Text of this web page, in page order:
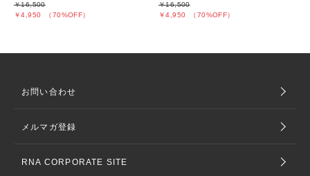
￥4,950 （70%OFF）
￥16,500
￥4,950 （70%OFF）
￥16,500
お問い合わせ
メルマガ登録
RNA CORPORATE SITE